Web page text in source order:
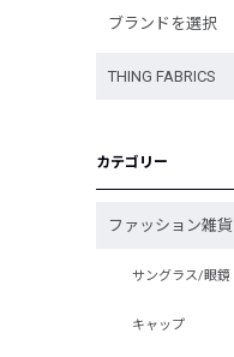
ブランドを選択
THING FABRICS
カテゴリー
ファッション雑貨
サングラス/眼鏡
キャップ